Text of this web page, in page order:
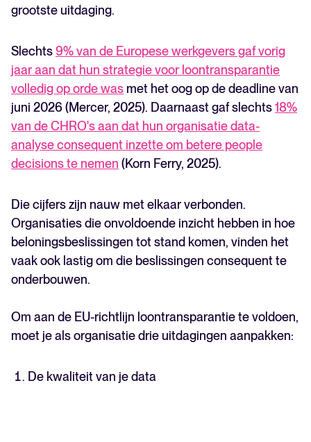
grootste uitdaging.
Slechts9% van de Europese werkgevers gaf vorig
jaar aan dat hun strategie voor loontransparantie
volledig op orde was met het oog op de deadline van
juni 2026 (Mercer, 2025). Daarnaast gaf slechts18%
van de CHRO's aan dat hun organisatie data-
analyse consequent inzette om betere people
decisions te nemen (Korn Ferry, 2025).
Die cijfers zijn nauw met elkaar verbonden.
Organisaties die onvoldoende inzicht hebben in hoe
beloningsbeslissingen tot stand komen, vinden het
vaak ook lastig om die beslissingen consequent te
onderbouwen.
Om aan de EU-richtlijn loontransparantie te voldoen,
moet je als organisatie drie uitdagingen aanpakken:
De kwaliteit van je data